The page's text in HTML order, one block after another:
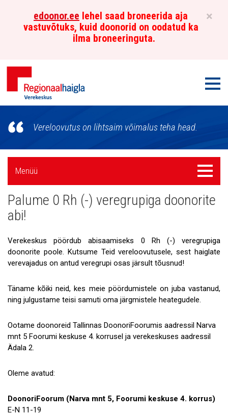
×
edoonor.ee lehel saad broneerida aja
vastuvõtuks, kuid doonorid on oodatud ka
ilma broneeringuta.
Põhja-
Eesti
Regionaalhaigla
Verekeskus
Vereloovutus on lihtsaim võimalus teha head.
Külgpaani
navigatsioon
Menüü
Menüü
Uudised
Galerii
Koostöö
Tule tööle!
Tule ekskursioonile!
Andmekaitse
Palume 0 Rh (-) veregrupiga doonorite
abi!
Verekeskus pöördub abisaamiseks 0 Rh (-) veregrupiga
doonorite poole. Kutsume Teid vereloovutusele, sest haiglate
verevajadus on antud veregrupi osas järsult tõusnud!
Täname kõiki neid, kes meie pöördumistele on juba vastanud,
ning julgustame teisi samuti oma järgmistele heategudele.
Ootame doonoreid Tallinnas DoonoriFoorumis aadressil Narva
mnt 5 Foorumi keskuse 4. korrusel ja verekeskuses aadressil
Ädala 2.
Oleme avatud:
DoonoriFoorum (Narva mnt 5, Foorumi keskuse 4. korrus)
E-N 11-19